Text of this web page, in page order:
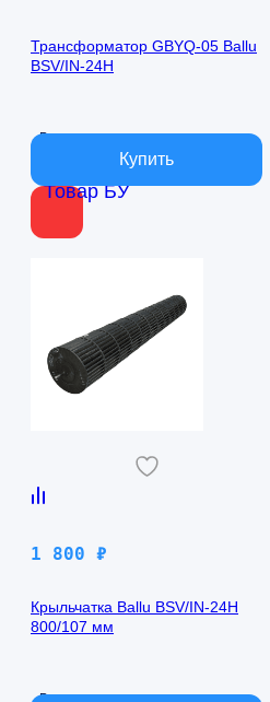
Товар БУ
Трансформатор GBYQ-05 Ballu
BSV/IN-24H
В наличии
1 800 ₽
Крыльчатка Ballu BSV/IN-24H
800/107 мм
В наличии